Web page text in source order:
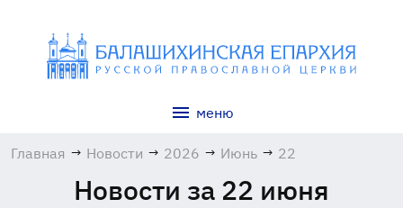
меню
Главная → Новости → 2026 → Июнь → 22
Новости за 22 июня